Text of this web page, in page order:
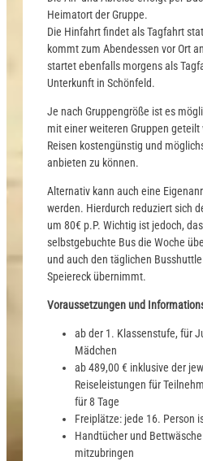
Heimatort der Gruppe.
Die Hinfahrt findet als Tagfahrt
kommt zum Abendessen vor Ort
startet ebenfalls morgens als
Unterkunft in Schönfeld.
Je nach Gruppengröße ist es
mit einer weiteren Gruppen geteilt
Reisen kostengünstig und
anbieten zu können.
Alternativ kann auch eine
werden. Hierdurch reduziert sich
um 80€ p.P. Wichtig ist jedoch,
selbstgebuchte Bus die Woche
und auch den täglichen
Speiereck übernimmt.
Voraussetzungen und
ab der 1. Klassenstufe, für
Mädchen
ab 489,00 € inklusive der
Reiseleistungen für
für 8 Tage
Freiplätze: jede 16. Person
Handtücher und Bettwäsche
mitzubringen